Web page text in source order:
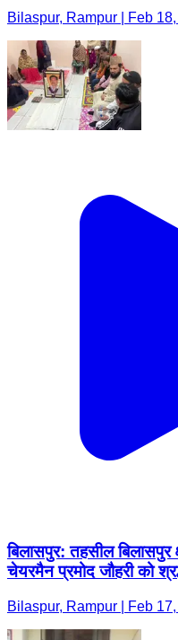
Bilaspur, Rampur | Feb
बिलासपुर: तहसील बिलासपुर
चेयरमैन प्रमोद जौहरी को
Bilaspur, Rampur | Feb